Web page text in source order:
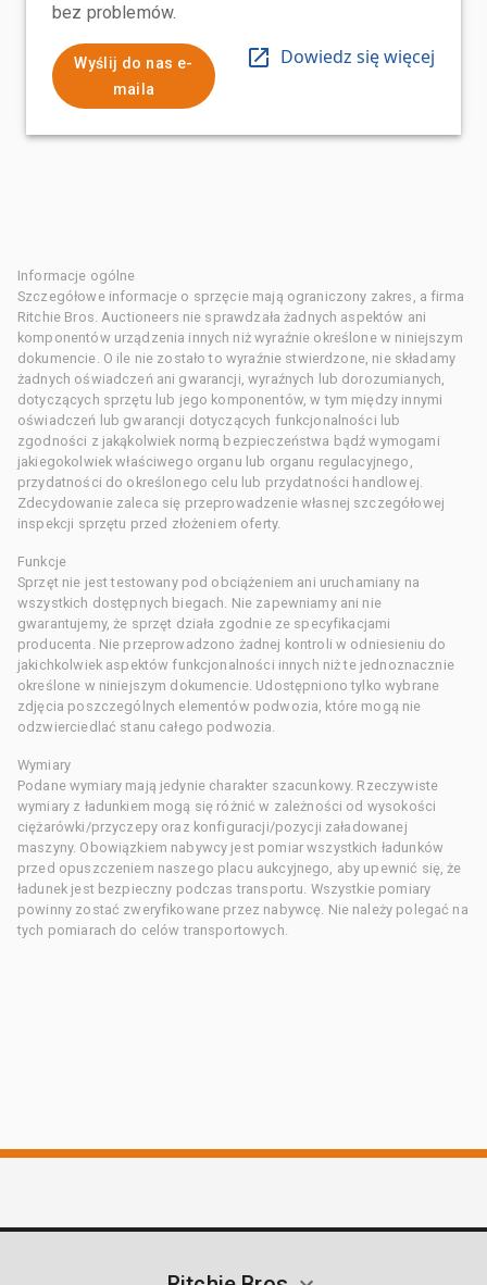
bez problemów.
Wyślij do nas e-
maila
Dowiedz się więcej
Informacje ogólne
Szczegółowe informacje o sprzęcie mają ograniczony zakres, a firma
Ritchie Bros. Auctioneers nie sprawdzała żadnych aspektów ani
komponentów urządzenia innych niż wyraźnie określone w niniejszym
dokumencie. O ile nie zostało to wyraźnie stwierdzone, nie składamy
żadnych oświadczeń ani gwarancji, wyraźnych lub dorozumianych,
dotyczących sprzętu lub jego komponentów, w tym między innymi
oświadczeń lub gwarancji dotyczących funkcjonalności lub
zgodności z jakąkolwiek normą bezpieczeństwa bądź wymogami
jakiegokolwiek właściwego organu lub organu regulacyjnego,
przydatności do określonego celu lub przydatności handlowej.
Zdecydowanie zaleca się przeprowadzenie własnej szczegółowej
inspekcji sprzętu przed złożeniem oferty.
Funkcje
Sprzęt nie jest testowany pod obciążeniem ani uruchamiany na
wszystkich dostępnych biegach. Nie zapewniamy ani nie
gwarantujemy, że sprzęt działa zgodnie ze specyfikacjami
producenta. Nie przeprowadzono żadnej kontroli w odniesieniu do
jakichkolwiek aspektów funkcjonalności innych niż te jednoznacznie
określone w niniejszym dokumencie. Udostępniono tylko wybrane
zdjęcia poszczególnych elementów podwozia, które mogą nie
odzwierciedlać stanu całego podwozia.
Wymiary
Podane wymiary mają jedynie charakter szacunkowy. Rzeczywiste
wymiary z ładunkiem mogą się różnić w zależności od wysokości
ciężarówki/przyczepy oraz konfiguracji/pozycji załadowanej
maszyny. Obowiązkiem nabywcy jest pomiar wszystkich ładunków
przed opuszczeniem naszego placu aukcyjnego, aby upewnić się, że
ładunek jest bezpieczny podczas transportu. Wszystkie pomiary
powinny zostać zweryfikowane przez nabywcę. Nie należy polegać na
tych pomiarach do celów transportowych.